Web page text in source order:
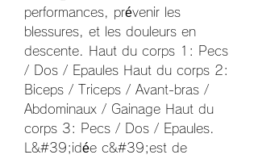
performances, prévenir les
blessures, et les douleurs en
descente. Haut du corps 1: Pecs
/ Dos / Epaules Haut du corps 2:
Biceps / Triceps / Avant-bras /
Abdominaux / Gainage Haut du
corps 3: Pecs / Dos / Epaules.
L&#39;idée c&#39;est de